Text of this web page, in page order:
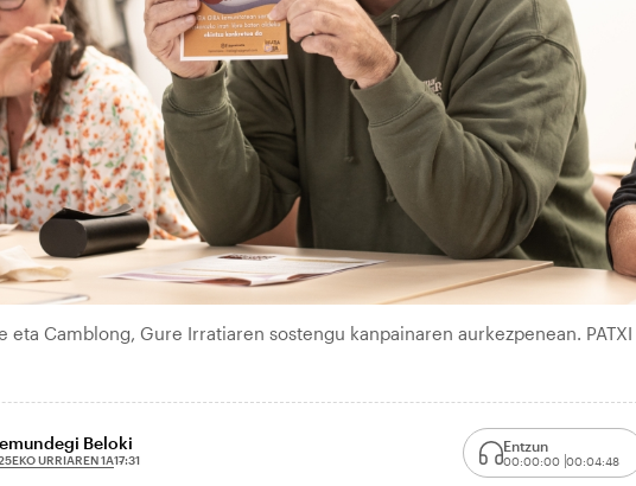
eta Camblong, Gure Irratiaren sostengu kanpainaren aurkezpenean. PATXI
Beloki
URRIAREN 1A17:31
Entzun
00:00:00 00:04:48